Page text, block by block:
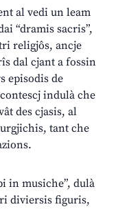
al vedi un leam
“dramis sacris”,
religjôs, ancje
dal cjant a fossin
episodis de
indulà che
des cjasis, al
tant che
in musiche”, dulà
diviersis figuris,